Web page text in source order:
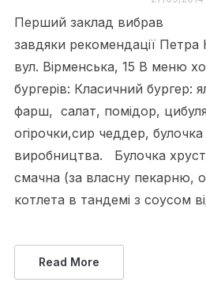
Перший заклад вибрав
завдяки рекомендації Петра
вул. Вірменська, 15 В меню
бургерів: Класичний бургер:
фарш, салат, помідор,
огірочки,сир чеддер,
виробництва. Булочка
смачна (за власну пекарню,
котлета в тандемі з соусом
Read More